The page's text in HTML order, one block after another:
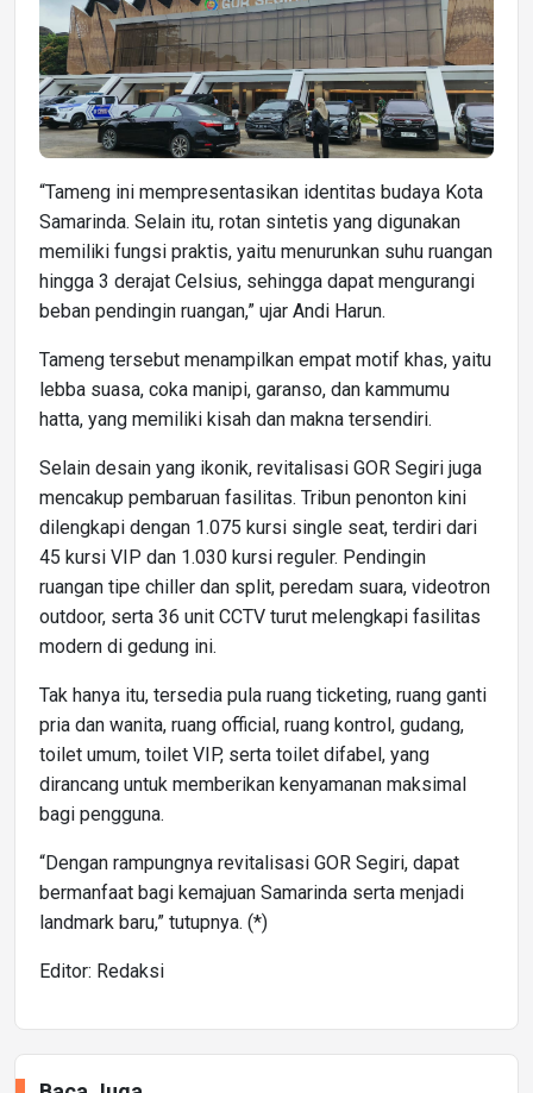
“Tameng ini mempresentasikan identitas budaya Kota
Samarinda. Selain itu, rotan sintetis yang digunakan
memiliki fungsi praktis, yaitu menurunkan suhu ruangan
hingga 3 derajat Celsius, sehingga dapat mengurangi
beban pendingin ruangan,” ujar Andi Harun.
Tameng tersebut menampilkan empat motif khas, yaitu
lebba suasa, coka manipi, garanso, dan kammumu
hatta, yang memiliki kisah dan makna tersendiri.
Selain desain yang ikonik, revitalisasi GOR Segiri juga
mencakup pembaruan fasilitas. Tribun penonton kini
dilengkapi dengan 1.075 kursi single seat, terdiri dari
45 kursi VIP dan 1.030 kursi reguler. Pendingin
ruangan tipe chiller dan split, peredam suara, videotron
outdoor, serta 36 unit CCTV turut melengkapi fasilitas
modern di gedung ini.
Tak hanya itu, tersedia pula ruang ticketing, ruang ganti
pria dan wanita, ruang official, ruang kontrol, gudang,
toilet umum, toilet VIP, serta toilet difabel, yang
dirancang untuk memberikan kenyamanan maksimal
bagi pengguna.
“Dengan rampungnya revitalisasi GOR Segiri, dapat
bermanfaat bagi kemajuan Samarinda serta menjadi
landmark baru,” tutupnya. (*)
Editor: Redaksi